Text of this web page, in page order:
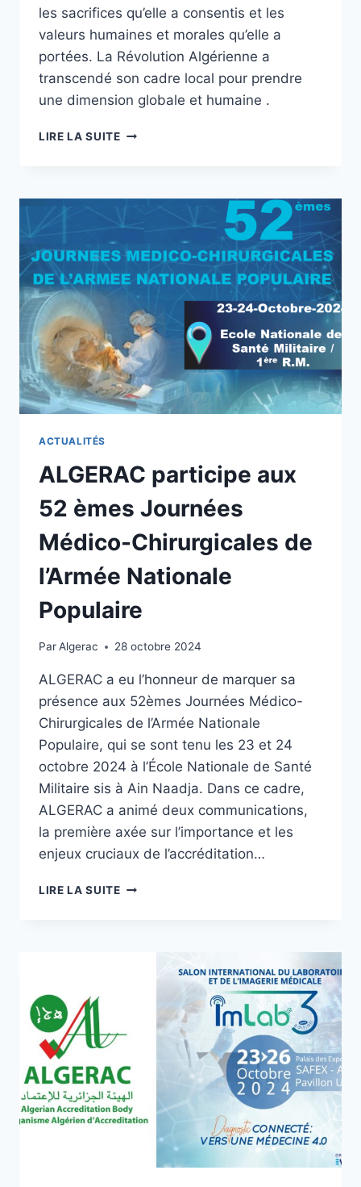
les sacrifices qu’elle a consentis et les
valeurs humaines et morales qu’elle a
portées. La Révolution Algérienne a
transcendé son cadre local pour prendre
une dimension globale et humaine .
LIRE LA SUITE
ACTUALITÉS
ALGERAC participe aux
52 èmes Journées
Médico-Chirurgicales de
l’Armée Nationale
Populaire
ParAlgerac 28 octobre 2024
ALGERAC a eu l’honneur de marquer sa
présence aux 52èmes Journées Médico-
Chirurgicales de l’Armée Nationale
Populaire, qui se sont tenu les 23 et 24
octobre 2024 à l’École Nationale de Santé
Militaire sis à Ain Naadja. Dans ce cadre,
ALGERAC a animé deux communications,
la première axée sur l’importance et les
enjeux cruciaux de l’accréditation…
LIRE LA SUITE